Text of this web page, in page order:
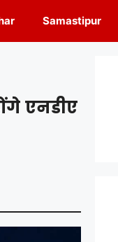
Samastipur
एनडीए